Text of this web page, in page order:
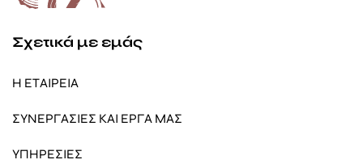
Σχετικά με εμάς
Η ΕΤΑΙΡΕΙΑ
ΣΥΝΕΡΓΑΣΙΕΣ ΚΑΙ ΕΡΓΑ ΜΑΣ
ΥΠΗΡΕΣΙΕΣ